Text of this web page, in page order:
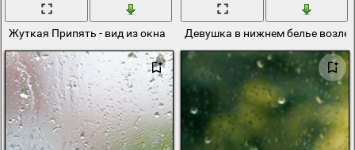
Жуткая Припять - вид из окна Девушка в нижнем белье возле